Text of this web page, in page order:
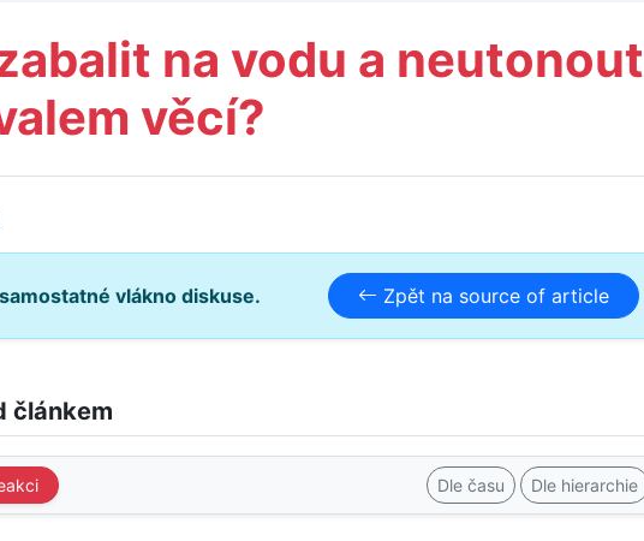
na vodu a neutonout
věcí?
vlákno diskuse. Zpět na source of article
článkem
Dle času Dle hierarchie